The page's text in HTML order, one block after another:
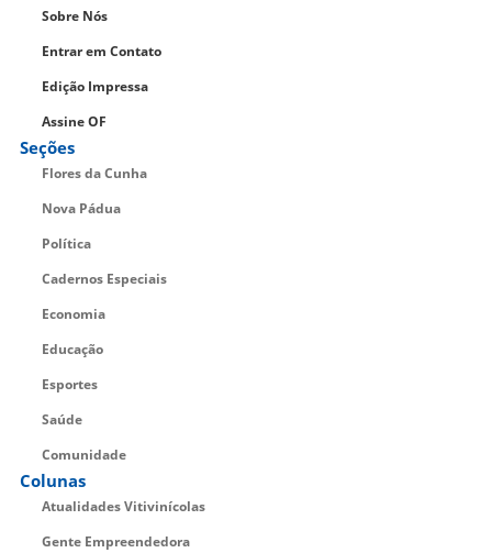
Sobre Nós
Entrar em Contato
Edição Impressa
Assine OF
Seções
Flores da Cunha
Nova Pádua
Política
Cadernos Especiais
Economia
Educação
Esportes
Saúde
Comunidade
Colunas
Atualidades Vitivinícolas
Gente Empreendedora